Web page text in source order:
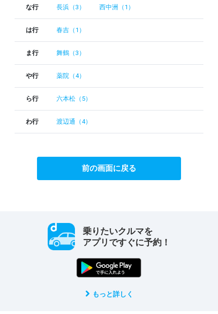
な行 長浜（3） 西中洲（1）
は行 春吉（1）
ま行 舞鶴（3）
や行 薬院（4）
ら行 六本松（5）
わ行 渡辺通（4）
前の画面に戻る
乗りたいクルマを
アプリですぐに予約！
もっと詳しく